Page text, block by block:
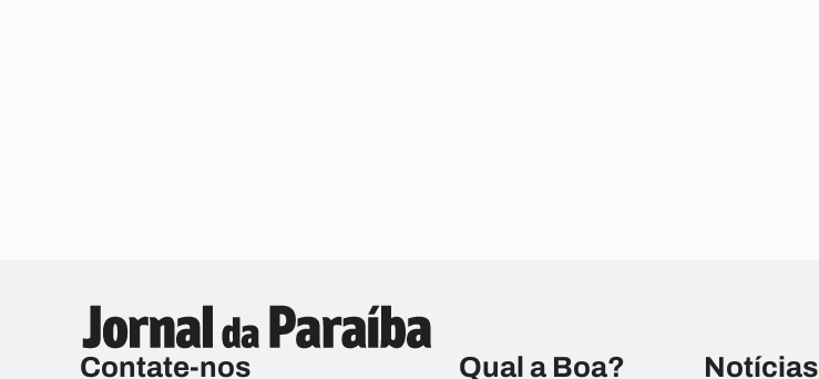
Contate-nos Qual a Boa? Notícias